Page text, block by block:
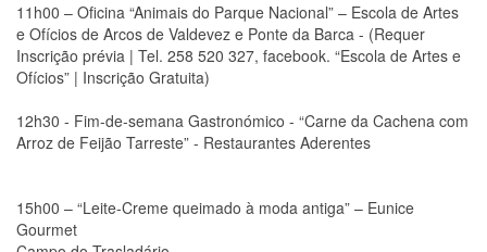
11h00 – Oficina “Animais do Parque Nacional” – Escola de Artes
e Ofícios de Arcos de Valdevez e Ponte da Barca - (Requer
Inscrição prévia | Tel. 258 520 327, facebook. “Escola de Artes e
Ofícios” | Inscrição Gratuita)
12h30 - Fim-de-semana Gastronómico - “Carne da Cachena com
Arroz de Feijão Tarreste” - Restaurantes Aderentes
15h00 – “Leite-Creme queimado à moda antiga” – Eunice
Gourmet